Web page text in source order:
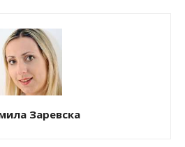
Заревска